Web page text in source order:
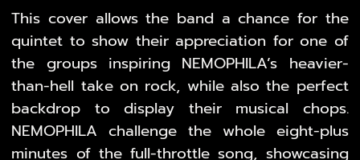
This cover allows the band a chance for the
quintet to show their appreciation for one of
the groups inspiring NEMOPHILA’s heavier-
than-hell take on rock, while also the perfect
backdrop to display their musical chops.
NEMOPHILA challenge the whole eight-plus
minutes of the full-throttle song, showcasing